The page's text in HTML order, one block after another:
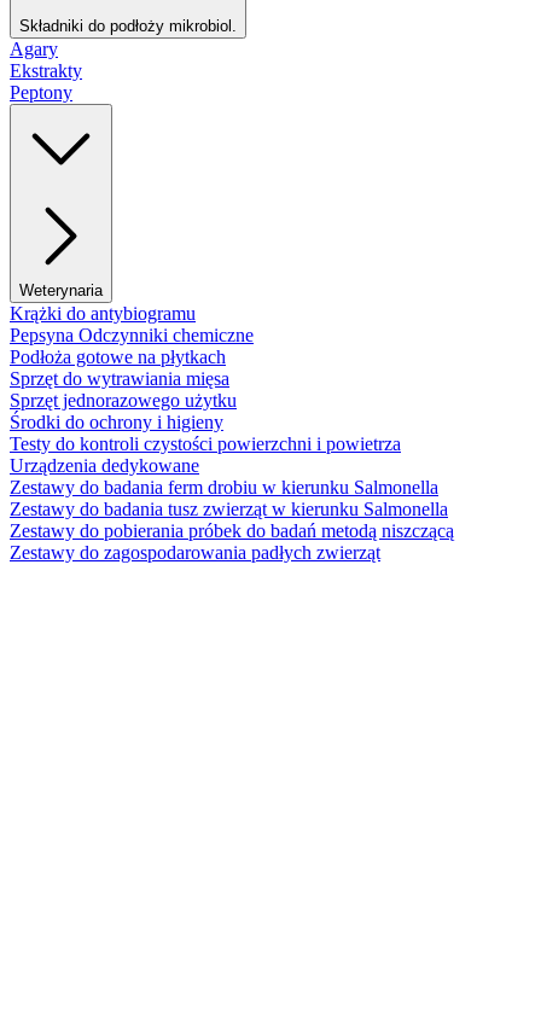
Składniki do podłoży mikrobiol.
Agary
Ekstrakty
Peptony
Weterynaria
Krążki do antybiogramu
Pepsyna Odczynniki chemiczne
Podłoża gotowe na płytkach
Sprzęt do wytrawiania mięsa
Sprzęt jednorazowego użytku
Środki do ochrony i higieny
Testy do kontroli czystości powierzchni i powietrza
Urządzenia dedykowane
Zestawy do badania ferm drobiu w kierunku Salmonella
Zestawy do badania tusz zwierząt w kierunku Salmonella
Zestawy do pobierania próbek do badań metodą niszczącą
Zestawy do zagospodarowania padłych zwierząt